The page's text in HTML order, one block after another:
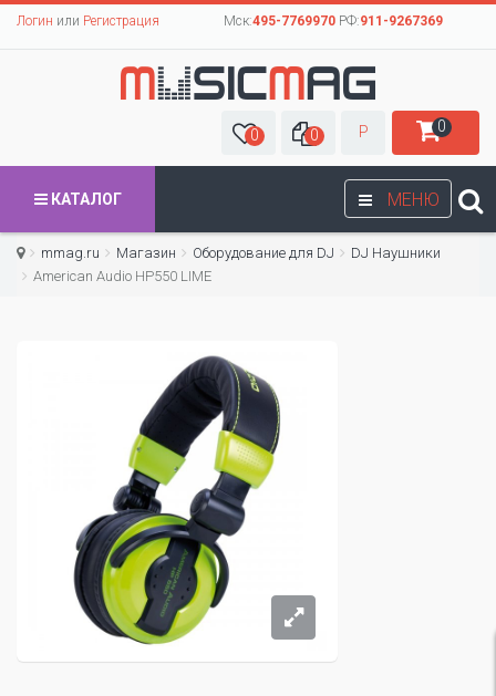
Логин или Регистрация Мск:495-7769970РФ:911-9267369
0 0 Р 0
МЕНЮ
КАТАЛОГ
mmag.ru Магазин Оборудование для DJ
DJ Наушники
American Audio HP550 LIME